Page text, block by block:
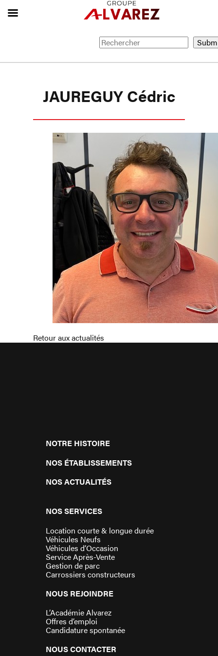
JAUREGUY Cédric
Retour aux actualités
NOTRE HISTOIRE
NOS ÉTABLISSEMENTS
NOS ACTUALITÉS
NOS SERVICES
Location courte & longue durée
Véhicules Neufs
Véhicules d’Occasion
Service Après-Vente
Gestion de parc
Carrossiers constructeurs
NOUS REJOINDRE
L’Académie Alvarez
Offres d’emploi
Candidature spontanée
NOUS CONTACTER